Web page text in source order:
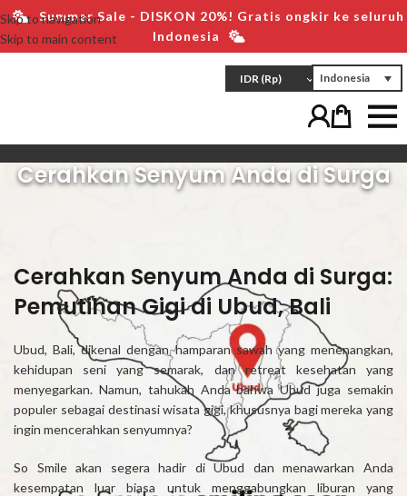
Summer Sale - DISKON 20%! Gratis ongkir ke seluruh
Indonesia
Skip to navigation
Skip to main content
IDR (Rp) Indonesia
Cerahkan Senyum Anda di Surga
Cerahkan Senyum Anda di Surga:
Pemutihan Gigi di Ubud, Bali
Ubud, Bali, dikenal dengan hamparan sawah yang menenangkan,
kehidupan seni yang semarak, dan retreat kesehatan yang
menyegarkan. Namun, tahukah Anda bahwa Ubud juga semakin
populer sebagai destinasi wisata gigi, khususnya bagi mereka yang
ingin mencerahkan senyumnya?
So Smile akan segera hadir di Ubud dan menawarkan Anda
kesempatan luar biasa untuk menggabungkan liburan yang